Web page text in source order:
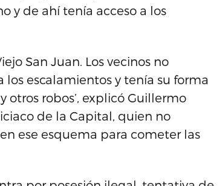
y de ahí tenía acceso a los
San Juan. Los vecinos no
escalamientos y tenía su forma
robos’, explicó Guillermo
de la Capital, quien no
ese esquema para cometer las